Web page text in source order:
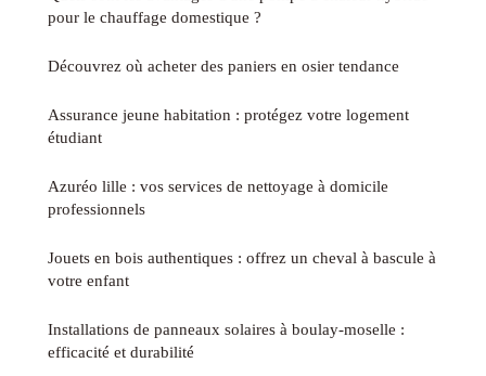
pour le chauffage domestique ?
Découvrez où acheter des paniers en osier tendance
Assurance jeune habitation : protégez votre logement
étudiant
Azuréo lille : vos services de nettoyage à domicile
professionnels
Jouets en bois authentiques : offrez un cheval à bascule à
votre enfant
Installations de panneaux solaires à boulay-moselle :
efficacité et durabilité